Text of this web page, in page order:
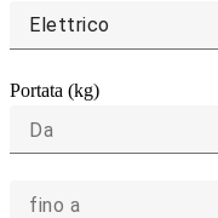
Elettrico
Portata (kg)
Da
fino a